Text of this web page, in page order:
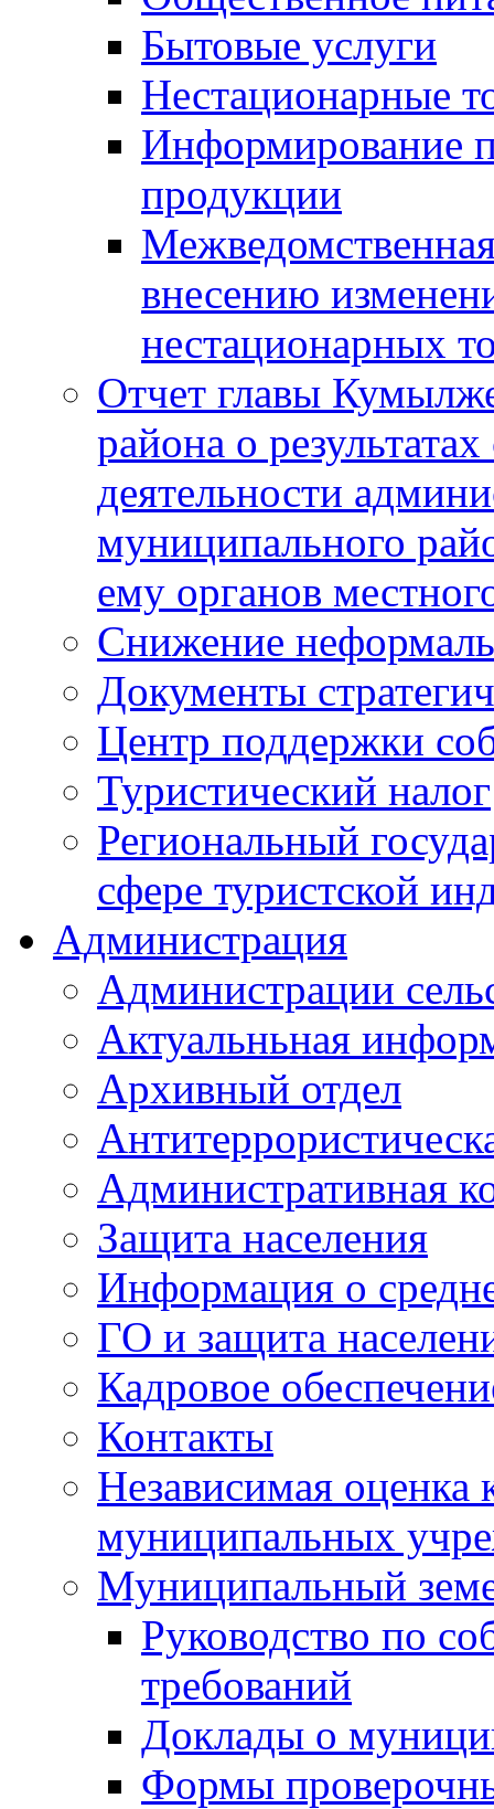
Бытовые услуги
Нестационарные
Информирование
продукции
внесению
нестационарных
Отчет главы
района о
деятельности
муниципального
ему органов
Снижение
Документы
Центр поддержки
Туристический налог
Региональный
сфере туристской
Администрация
Администрации
Актуальньная
Архивный отдел
Административная
Защита населения
Информация о
ГО и защита
Кадровое
Контакты
Независимая оценка
муниципальных
Муниципальный
Руководство по
требований
Доклады о
Формы